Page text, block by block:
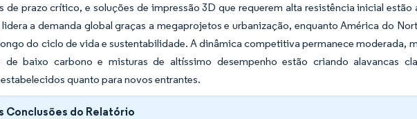
de prazo crítico, e soluções de impressão 3D que requerem alta resistência inicial
a demanda global graças a megaprojetos e urbanização, enquanto América do
do ciclo de vida e sustentabilidade. A dinâmica competitiva permanece moderada,
de baixo carbono e misturas de altíssimo desempenho estão criando alavancas
quanto para novos entrantes.
Conclusões do Relatório